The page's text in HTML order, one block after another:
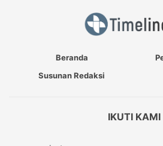
Beranda
Susunan Redaksi
IKUTI KAMI